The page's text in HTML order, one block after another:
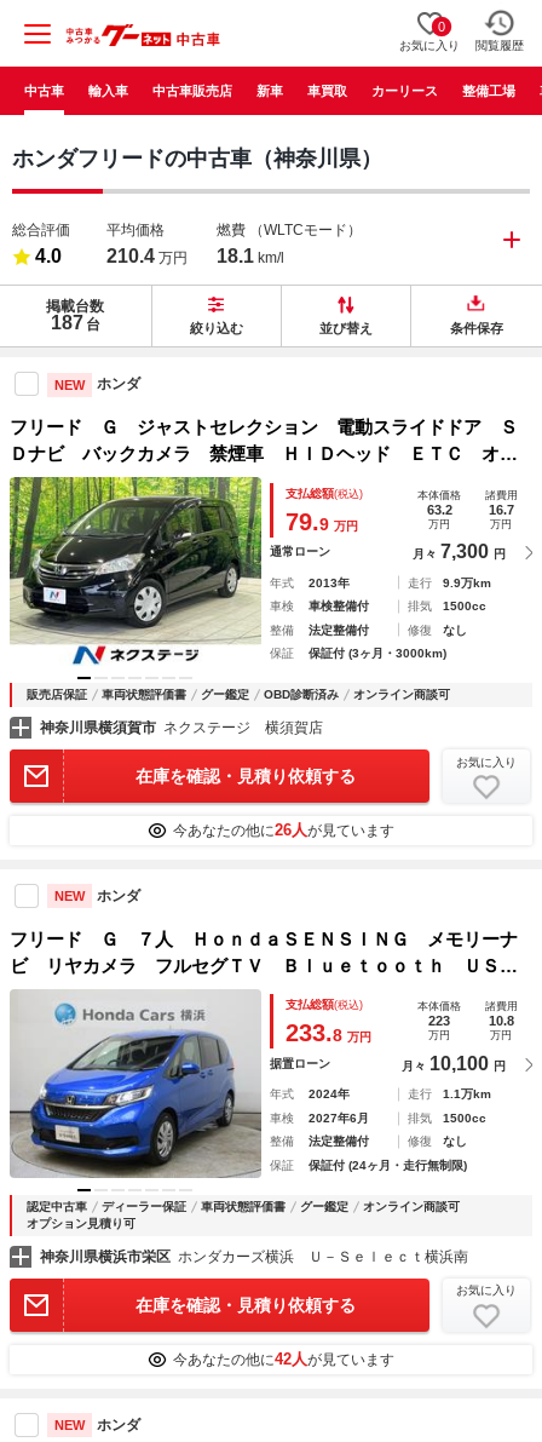
0
お気に入り 閲覧履歴
中古車 輸入車 中古車販売店 新車 車買取 カーリース 整備工場
ホンダフリードの中古車（神奈川県）
総合評価
4.0
平均価格
210.4 万円
燃費 （WLTCモード）
18.1 km/l
掲載台数
187 台 絞り込む 並び替え 条件保存
NEW ホンダ
フリード Ｇ ジャストセレクション 電動スライドドア Ｓ
Ｄナビ バックカメラ 禁煙車 ＨＩＤヘッド ＥＴＣ オー
トライト オートエアコン Ｂｌｕｅｔｏｏｔｈ ＣＤ ＤＶ
Ｄ再生 フルセグ ドアバイザー プライバシーガラス 横滑
り防止装置
支払総額(税込)
79.9 万円
本体価格
63.2
万円
諸費用
16.7
万円
通常ローン 月々 7,300 円
年式 2013年 走行
9.9万km
車検
車検整備付 排気
1500cc
整備
法定整備付 修復
なし
保証
保証付 (3ヶ月・3000km)
販売店保証 車両状態評価書 グー鑑定 OBD診断済み オンライン商談可
神奈川県横須賀市 ネクステージ 横須賀店
在庫を確認・見積り依頼する
お気に入り
今あなたの他に26人が見ています
NEW ホンダ
フリード Ｇ ７人 ＨｏｎｄａＳＥＮＳＩＮＧ メモリーナ
ビ リヤカメラ フルセグＴＶ Ｂｌｕｅｔｏｏｔｈ ＵＳ
Ｂ ＥＴＣ シートヒーター 両側電動スライドドア ＬＥＤ
ヘッドライト オートライト ワンオーナー 記録簿
支払総額(税込)
233.8 万円
本体価格
223
万円
諸費用
10.8
万円
据置ローン 月々 10,100 円
年式 2024年 走行
1.1万km
車検
2027年6月 排気
1500cc
整備
法定整備付 修復
なし
保証
保証付 (24ヶ月・走行無制限)
認定中古車 ディーラー保証 車両状態評価書 グー鑑定
オンライン商談可
オプション見積り可
神奈川県横浜市栄区 ホンダカーズ横浜 Ｕ－Ｓｅｌｅｃｔ横浜南
在庫を確認・見積り依頼する
お気に入り
今あなたの他に42人が見ています
NEW ホンダ